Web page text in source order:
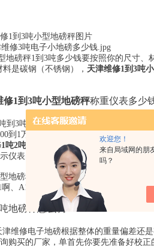
欢迎您！
来自局域网的朋
吗？
到3吨小型地磅秤图片
磅秤1到3吨多少钱要按照你的尺寸、
料是碳钢（不锈钢）， 天津维修1到3吨
修1到3吨小型地磅秤称重仪表多少
吨地磅的称重仪表都是一样的，价格
到1万都有。
表的型号不同，操作也不同，您使用
磅秤1到3吨显示器几百到几千不等，
、A12啊、A9+啊这些仪表就不会那么
地磅秤怎么调：
修电子地磅根据整体的重量偏差还
购买的厂家，单首先你要先准备好校